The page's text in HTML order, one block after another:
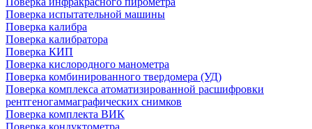
Поверка испытательной машины
Поверка калибра
Поверка калибратора
Поверка КИП
Поверка кислородного манометра
Поверка комбинированного твердомера (УД)
Поверка комплекса атоматизированной расшифровки
рентгеногаммаграфических снимков
Поверка комплекта ВИК
Поверка кондуктометра